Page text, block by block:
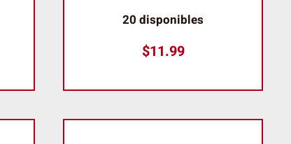
20 disponibles
$11.99